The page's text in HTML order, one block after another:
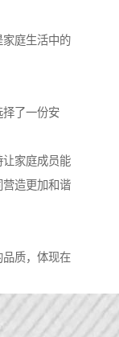
庭生活中的
择了一份安
家庭成员能
造更加和谐
质，体现在